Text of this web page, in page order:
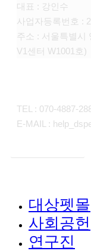
대표 : 강인수
사업자등록번호 :
주소 : 서울특별시
V1센터 W1001호)
TEL : 070-4887-
E-MAIL :
Close 대상펫몰
사회공헌
연구진